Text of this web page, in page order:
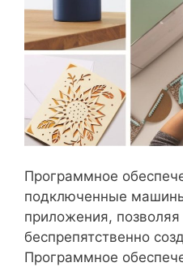
Программное
подключенные
приложения,
беспрепятственно
Программное